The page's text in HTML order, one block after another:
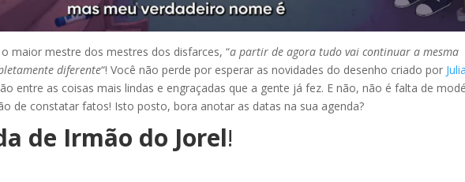
maior mestre dos mestres dos disfarces, “a partir de agora tudo vai continuar a mesma
diferente“! Você não perde por esperar as novidades do desenho criado por
entre as coisas mais lindas e engraçadas que a gente já fez. E não, não é falta de
de constatar fatos! Isto posto, bora anotar as datas na sua agenda?
de Irmão do Jorel!